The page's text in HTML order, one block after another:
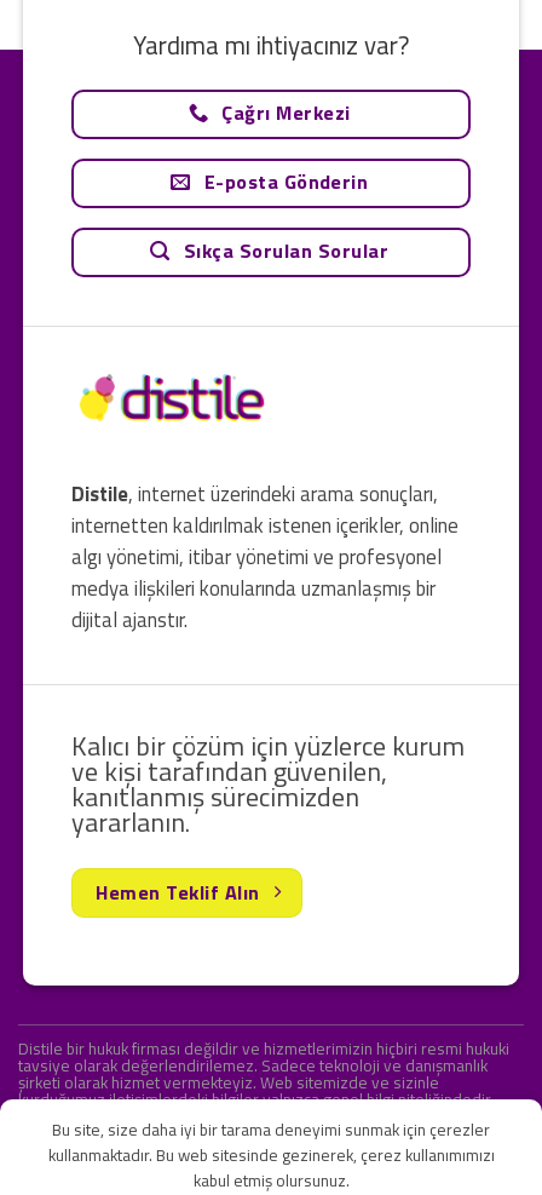
Distile, internet üzerindeki arama sonuçları,
internetten kaldırılmak istenen içerikler, online
algı yönetimi, itibar yönetimi ve profesyonel
medya ilişkileri konularında uzmanlaşmış bir
dijital ajanstır.
Yardıma mı ihtiyacınız var?
Çağrı Merkezi
E-posta Gönderin
Sıkça Sorulan Sorular
Kalıcı bir çözüm için yüzlerce kurum
ve kişi tarafından güvenilen,
kanıtlanmış sürecimizden
yararlanın.
Hemen Teklif Alın
Distile bir hukuk firması değildir ve hizmetlerimizin hiçbiri resmi hukuki
tavsiye olarak değerlendirilemez. Sadece teknoloji ve danışmanlık
şirketi olarak hizmet vermekteyiz. Web sitemizde ve sizinle
kurduğumuz iletişimlerdeki bilgiler yalnızca genel bilgi niteliğindedir.
Bu site, size daha iyi bir tarama deneyimi sunmak için çerezler
kullanmaktadır. Bu web sitesinde gezinerek, çerez kullanımımızı
kabul etmiş olursunuz.